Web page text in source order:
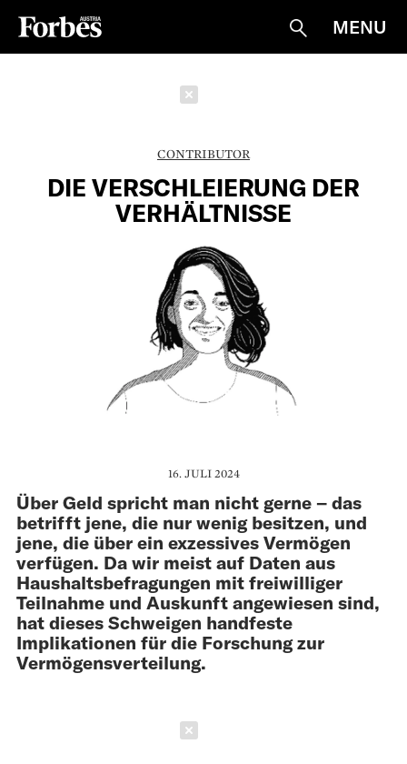
Suche
MENU
CONTRIBUTOR
DIE VERSCHLEIERUNG DER
VERHÄLTNISSE
16. JULI 2024
Über Geld spricht man nicht gerne – das
betrifft jene, die nur wenig besitzen, und
jene, die über ein exzessives Vermögen
verfügen. Da wir meist auf Daten aus
Haushaltsbefragungen mit frei­williger
Teilnahme und Auskunft angewiesen sind,
hat dieses Schweigen handfeste
Implikationen für die Forschung zur
Vermögensverteilung.